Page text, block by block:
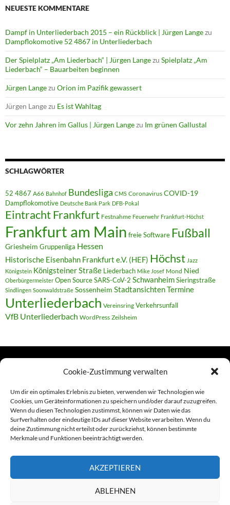
Cookie-Zustimmung verwalten
Um dir ein optimales Erlebnis zu bieten, verwenden wir Technologien wie
Cookies, um Geräteinformationen zu speichern und/oder darauf zuzugreifen.
Wenn du diesen Technologien zustimmst, können wir Daten wie das
Surfverhalten oder eindeutige IDs auf dieser Website verarbeiten. Wenn du
deine Zustimmung nicht erteilst oder zurückziehst, können bestimmte
Merkmale und Funktionen beeinträchtigt werden.
AKZEPTIEREN
ABLEHNEN
NEUESTE KOMMENTARE
Dampf in Unterliederbach 2015 – ein Rückblick | Jürgen Langezu
Dampflokomotive 52 4867 in Unterliederbach
Der Spielplatz „Am Liederbach“ | Jürgen Langezu Spielplatz „Am
Liederbach“ – Bauarbeiten beginnen
Jürgen Langezu Orion im Pazifik gewassert
Jürgen Langezu Es ist Wahltag
Vor zehn Jahren im Gallus | Jürgen Langezu Im grünen Gallustal
SCHLAGWÖRTER
52 4867 A66 Bahnhof Bundesliga CMS Coronavirus COVID-19
Dampflokomotive Deutsche Bank Park DFB-Pokal
Eintracht Frankfurt Festnahme Feuerwehr Frankfurt-Höchst
Frankfurt am Main freie Software Fußball
Griesheim Gruppenliga Hessen
Historische Eisenbahn Frankfurt e.V. (HEF) Höchst Jazz
Königstein Königsteiner Straße Liederbach Mike Josef Mond Nied
Oberbürgermeister Open SourceSARS-CoV-2 SchwanheimSieringstraße
Sindlingen Soonwaldstraße Sossenheim StadtansichtenTermine
Unterliederbach Vereinsring Verkehrsunfall
VfB Unterliederbach WordPress Zeilsheim
Links
Amiga (alt in Seite)
Amiga-News
Foto-Spaziergänge (Mainzauber)